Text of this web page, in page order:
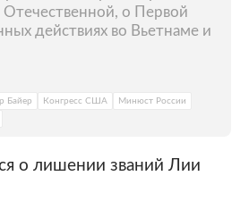
о Первой
действиях во Вьетнаме и
Байер Конгресс США
Минюст России
о лишении званий Лии